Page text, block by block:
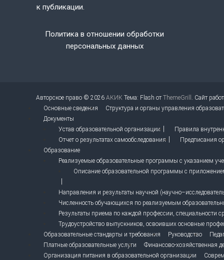
к публикации.
Политика в отношении обработки
персональных данных
Авторское право © 2026 АКИК Тема: Flash отThemeGrill . Сайт
Основные сведения
Структура и органы управления
Документы
Устав образовательной организации
Правила
Отчет о результатах самообследования
Предписания
Образование
Реализуемые образовательные программы с указанием
Описание образовательной программы с
Направления и результаты научной
Численность обучающихся по реализуемым
Результаты приема по каждой профессии, специальности
Трудоустройство выпускников, освоивших основные
Образовательные стандарты и требования
Руководство
Платные образовательные услуги
Финансово-хозяйственная
Организация питания в образовательной организации